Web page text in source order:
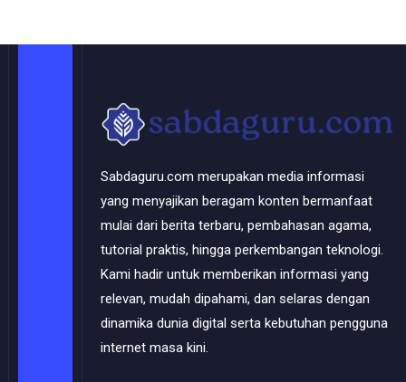
Sabdaguru.com merupakan media informasi
yang menyajikan beragam konten bermanfaat
mulai dari berita terbaru, pembahasan agama,
tutorial praktis, hingga perkembangan teknologi.
Kami hadir untuk memberikan informasi yang
relevan, mudah dipahami, dan selaras dengan
dinamika dunia digital serta kebutuhan pengguna
internet masa kini.